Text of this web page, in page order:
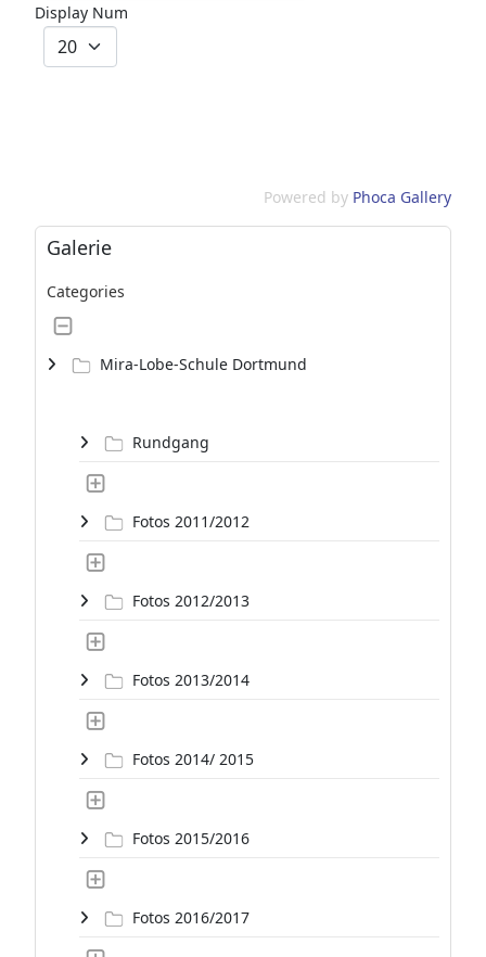
Display Num
Powered by Phoca Gallery
Galerie
Categories
Mira-Lobe-Schule Dortmund
Rundgang
Fotos 2011/2012
Fotos 2012/2013
Fotos 2013/2014
Fotos 2014/ 2015
Fotos 2015/2016
Fotos 2016/2017